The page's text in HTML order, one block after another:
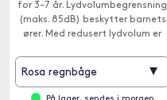
for 3-7 år. Lydvolumbegrensning
(maks. 85dB) beskytter barnets
ører. Med redusert lydvolum er
beskytter de små ørene.
Rosa regnbåge ▾